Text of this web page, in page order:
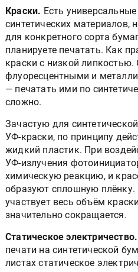
Краски. Есть
синтетических материалов,
для конкретного сорта
планируете печатать. Как
краски с низкой липкостью.
флуоресцентными и
— печатать ими по
сложно.
Зачастую для
УФ-краски, по принципу
жидкий пластик. При
УФ-излучения
химическую реакцию, и
образуют сплошную
участвует весь объём
значительно сокращается.
Статическое электричество.
печати на синтетической
листах статическое